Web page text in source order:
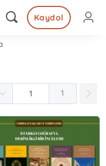
Kaydol
1